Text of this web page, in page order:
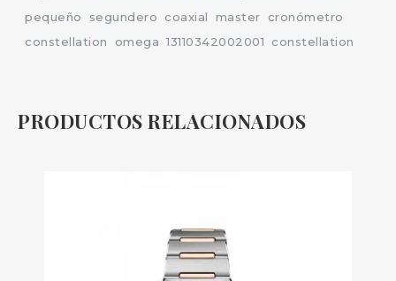
pequeño
segundero coaxial master
cronómetro
constellation
omega 13110342002001 constellation
PRODUCTOS RELACIONADOS